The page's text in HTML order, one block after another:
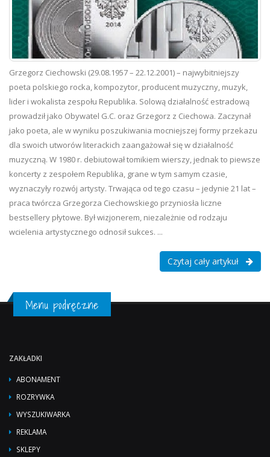
Grzegorz Ciechowski (29.08.1957 – 22.12.2001) – najwybitniejszy
poeta polskiego rocka, kompozytor, producent muzyczny, muzyk,
lider i wokalista zespołu Republika. Solową działalność estradową
prowadził jako Obywatel G.C. oraz Grzegorz z Ciechowa. Zaczynał
jako poeta, ale w wyniku poszukiwania mocniejszej formy przekazu
dla swoich utworów literackich zaangażował się w działalność
muzyczną. W 1980 r. debiutował tomikiem wierszy, jednak to piewsze
koncerty z zespołem Republika, grane w tym samym czasie,
wyznaczyły rozwój artysty. Trwająca od tego czasu – jedynie 21 lat –
praca twórcza Grzegorza Ciechowskiego przyniosła liczne
bestsellery płytowe. Był wizjonerem, niezależnie od rodzaju
wcielenia artystycznego odnosił sukces. ...
Czytaj cały artykuł
Menu podręczne
ZAKŁADKI
ABONAMENT
ROZRYWKA
WYSZUKIWARKA
REKLAMA
SKLEPY